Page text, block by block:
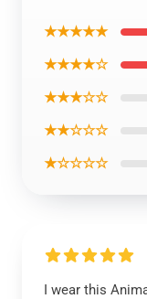
★★★★★
★★★★☆
★★★☆☆
★★☆☆☆
★☆☆☆☆
I wear this